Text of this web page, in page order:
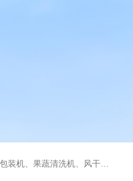
烘干机、输送台、夹层锅、杀菌锅等。